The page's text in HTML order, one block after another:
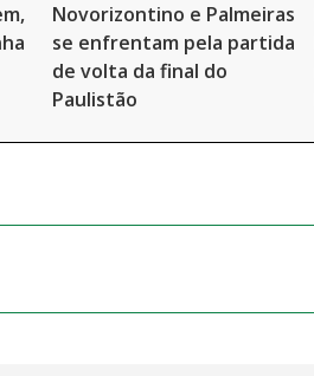
Novorizontino e Palmeiras
se enfrentam pela partida
de volta da final do
Paulistão